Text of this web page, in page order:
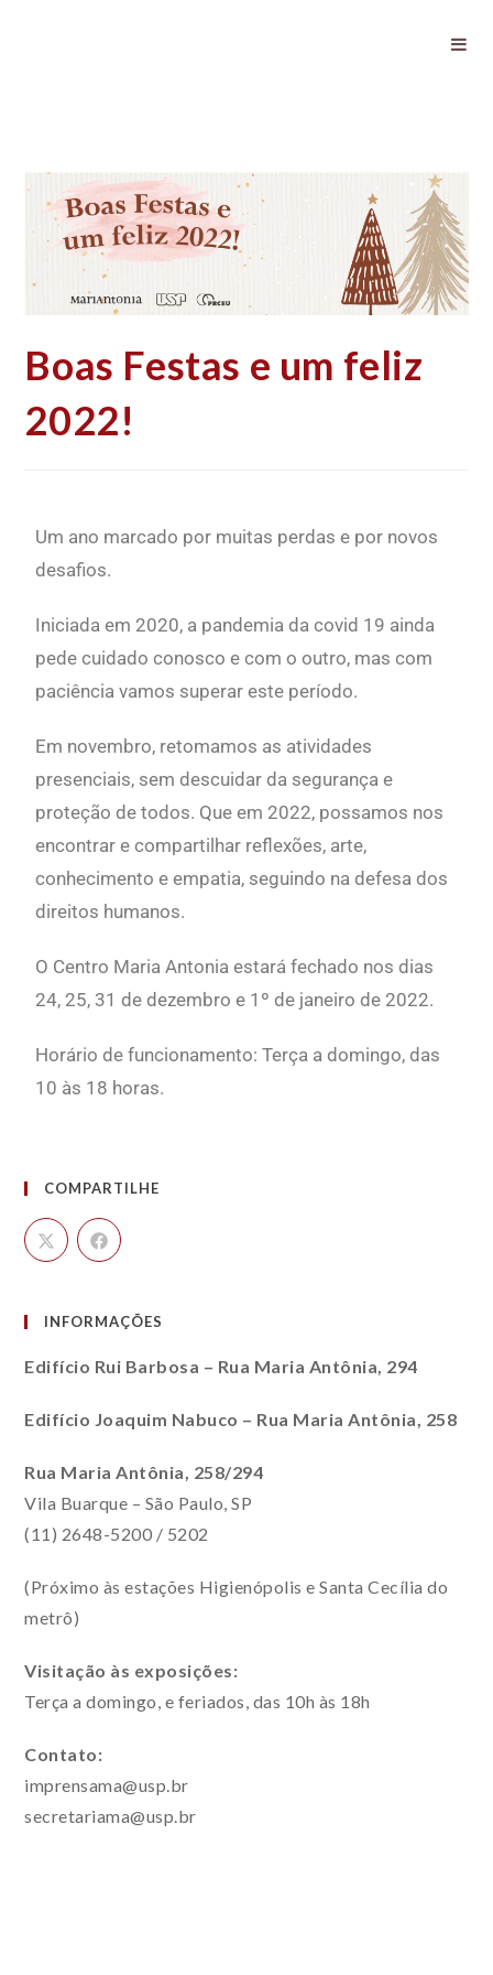
Boas Festas e um feliz
2022!
Um ano marcado por muitas perdas e por novos
desafios.
Iniciada em 2020, a pandemia da covid 19 ainda
pede cuidado conosco e com o outro, mas com
paciência vamos superar este período.
Em novembro, retomamos as atividades
presenciais, sem descuidar da segurança e
proteção de todos. Que em 2022, possamos nos
encontrar e compartilhar reflexões, arte,
conhecimento e empatia, seguindo na defesa dos
direitos humanos.
O Centro Maria Antonia estará fechado nos dias
24, 25, 31 de dezembro e 1º de janeiro de 2022.
Horário de funcionamento: Terça a domingo, das
10 às 18 horas.
COMPARTILHE
INFORMAÇÕES
Edifício Rui Barbosa – Rua Maria Antônia, 294
Edifício Joaquim Nabuco – Rua Maria Antônia, 258
Rua Maria Antônia, 258/294
Vila Buarque – São Paulo, SP
(11) 2648-5200 / 5202
(Próximo às estações Higienópolis e Santa Cecília do
metrô)
Visitação às exposições:
Terça a domingo, e feriados, das 10h às 18h
Contato:
imprensama@usp.br
secretariama@usp.br